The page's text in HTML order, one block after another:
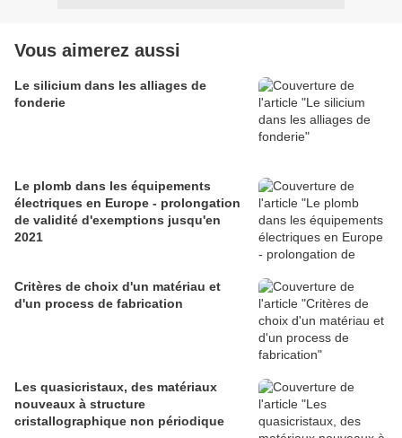
Vous aimerez aussi
Le silicium dans les alliages de
fonderie
Le plomb dans les équipements
électriques en Europe - prolongation
de validité d'exemptions jusqu'en
2021
Critères de choix d'un matériau et
d'un process de fabrication
Les quasicristaux, des matériaux
nouveaux à structure
cristallographique non périodique